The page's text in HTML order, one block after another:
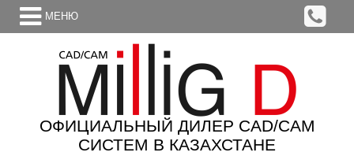
ОФИЦИАЛЬНЫЙ ДИЛЕР CAD/CAM
СИСТЕМ В КАЗАХСТАНЕ
МЕНЮ